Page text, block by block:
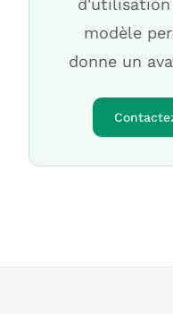
modèle
donne un